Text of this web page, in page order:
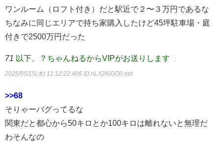
ワンルーム（ロフト付き）だと駅近で２〜３万円であるな
ちなみに同じエリアで持ち家購入したけど45坪駐車場・庭
付きで2500万円だった
71 以下、？ちゃんねるからVIPがお送りします ：
2025/05/15(木) 11:12:22.406 ID:nLX2KlGO0.net
>>68
そりゃーバグってるな
関東だと都心から50キロとか100キロは離れないと無理だ
わそんなの